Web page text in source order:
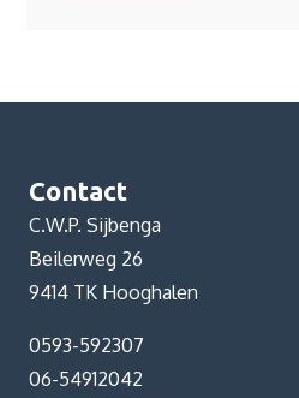
Contact
C.W.P. Sijbenga
Beilerweg 26
9414 TK Hooghalen
0593-592307
06-54912042